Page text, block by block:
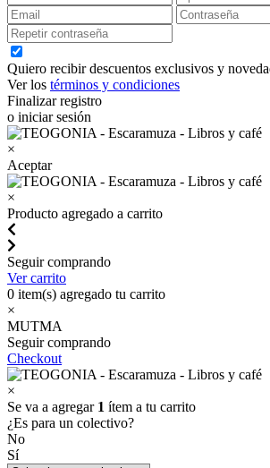
Quiero recibir descuentos exclusivos y
Ver los términos y condiciones
Finalizar registro
o iniciar sesión
×
Aceptar
×
Producto agregado a carrito
Seguir comprando
Ver carrito
0 item(s) agregado tu carrito
×
MUTMA
Seguir comprando
Checkout
×
Se va a agregar 1 ítem a tu carrito
¿Es para un colectivo?
No
Sí